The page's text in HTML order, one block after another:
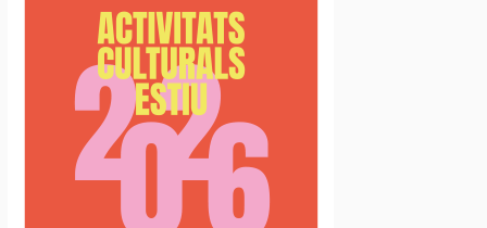
es fan forts davant una demanda
en un juliol que ja és històric